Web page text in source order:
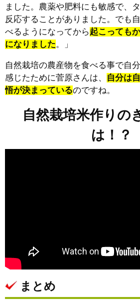
ました。農薬や肥料にも敏感で、
反応することがありました。でも
べるようになってから起こっても
になりました。」
自然栽培の農産物を食べる事で自
感じたために菅原さんは、
自分は
悟が決まっているのですね。
自然栽培米作りの
は！？
まとめ